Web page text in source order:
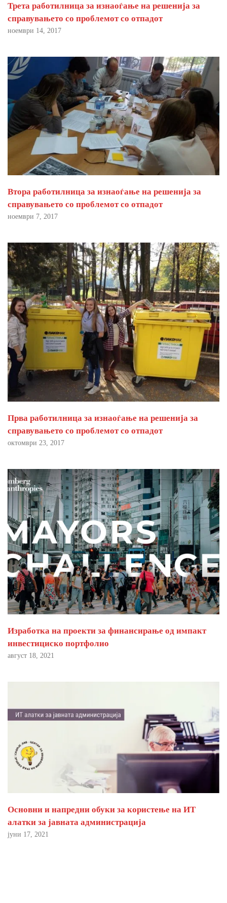
Трета работилница за изнаоѓање на решенија за
справувањето со проблемот со отпадот
ноември 14, 2017
Втора работилница за изнаоѓање на решенија за
справувањето со проблемот со отпадот
ноември 7, 2017
Прва работилница за изнаоѓање на решенија за
справувањето со проблемот со отпадот
октомври 23, 2017
Изработка на проекти за финансирање од импакт
инвестициско портфолио
август 18, 2021
Основни и напредни обуки за користење на ИТ
алатки за јавната администрација
јуни 17, 2021